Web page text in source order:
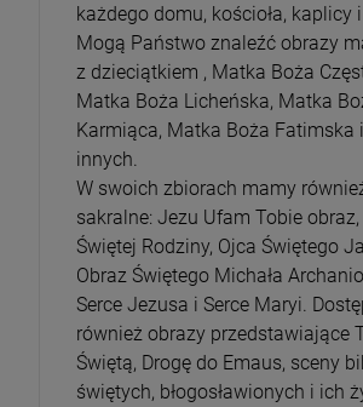
każdego domu, kościoła, kaplicy
Mogą Państwo znaleźć obrazy
z dzieciątkiem , Matka Boża
Matka Boża Licheńska, Matka
Karmiąca, Matka Boża Fatimska
innych.
W swoich zbiorach mamy
sakralne: Jezu Ufam Tobie
Świętej Rodziny, Ojca Świętego
Obraz Świętego Michała
Serce Jezusa i Serce Maryi.
również obrazy przedstawiające
Świętą, Drogę do Emaus, sceny
świętych, błogosławionych i ich